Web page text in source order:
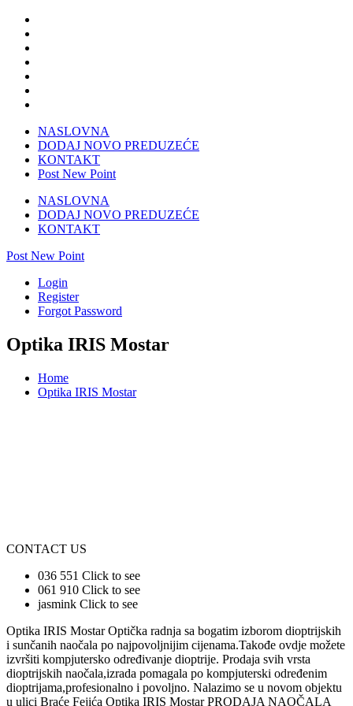
NASLOVNA
DODAJ NOVO PREDUZEĆE
KONTAKT
Post New Point
NASLOVNA
DODAJ NOVO PREDUZEĆE
KONTAKT
Post New Point
Login
Register
Forgot Password
Optika IRIS Mostar
Home
Optika IRIS Mostar
CONTACT US
036 551 Click to see
061 910 Click to see
jasmink Click to see
Optika IRIS Mostar Optička radnja sa bogatim izborom dioptrijskih
i sunčanih naočala po najpovoljnijim cijenama.Takođe ovdje možete
izvršiti kompjutersko određivanje dioptrije. Prodaja svih vrsta
dioptrijskih naočala,izrada pomagala po kompjuterski određenim
dioptrijama,profesionalno i povoljno. Nalazimo se u novom objektu
u ulici Braće Fejića Optika IRIS Mostar PRODAJA NAOČALA